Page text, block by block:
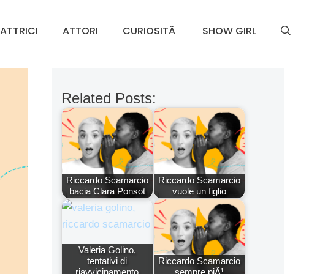
ATTRICI ATTORI CURIOSITÃ SHOW GIRL
Related Posts:
Riccardo Scamarcio
bacia Clara Ponsot
Riccardo Scamarcio
vuole un figlio
Valeria Golino,
tentativi di
Riccardo Scamarcio